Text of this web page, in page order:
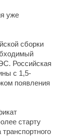
уже
сборки
Российская
с 1,5-
появления
старту